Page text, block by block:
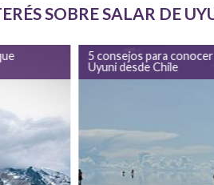
SOBRE SALAR DE
5 consejos para conocer
Uyuni desde Chile